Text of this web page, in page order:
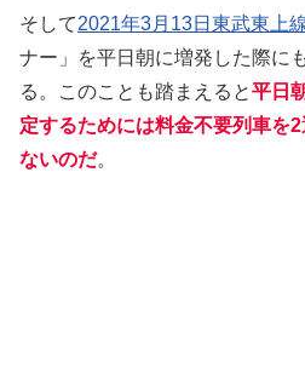
そして2021年3月13日東武東上
ナー」を平日朝に増発した際に
る。このことも踏まえると平日
定するためには料金不要列車を
ないのだ。